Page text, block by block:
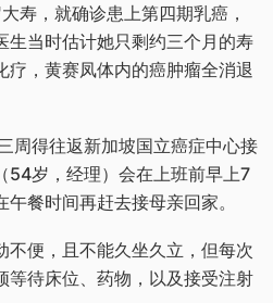
寿，就确诊患上第四期乳癌，
生当时估计她只剩约三个月的寿
疗，黄赛凤体内的癌肿瘤全消退
周得往返新加坡国立癌症中心接
54岁，经理）会在上班前早上7
餐时间再赶去接母亲回家。
不便，且不能久坐久立，但每次
等待床位、药物，以及接受注射